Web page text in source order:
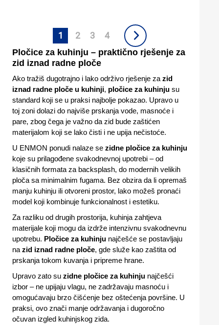
1 2 3 4
Pločice za kuhinju – praktično rješenje za
zid iznad radne ploče
Ako tražiš dugotrajno i lako održivo rješenje za zid
iznad radne ploče u kuhinji, pločice za kuhinju su
standard koji se u praksi najbolje pokazao. Upravo u
toj zoni dolazi do najviše prskanja vode, masnoće i
pare, zbog čega je važno da zid bude zaštićen
materijalom koji se lako čisti i ne upija nečistoće.
U ENMON ponudi nalaze se zidne pločice za kuhinju
koje su prilagođene svakodnevnoj upotrebi – od
klasičnih formata za backsplash, do modernih velikih
ploča sa minimalnim fugama. Bez obzira da li opremaš
manju kuhinju ili otvoreni prostor, lako možeš pronaći
model koji kombinuje funkcionalnost i estetiku.
Za razliku od drugih prostorija, kuhinja zahtjeva
materijale koji mogu da izdrže intenzivnu svakodnevnu
upotrebu. Pločice za kuhinju najčešće se postavljaju
na zid iznad radne ploče, gde služe kao zaštita od
prskanja tokom kuvanja i pripreme hrane.
Upravo zato su zidne pločice za kuhinju najčešći
izbor – ne upijaju vlagu, ne zadržavaju masnoću i
omogućavaju brzo čišćenje bez oštećenja površine. U
praksi, ovo znači manje održavanja i dugoročno
očuvan izgled kuhinjskog zida.